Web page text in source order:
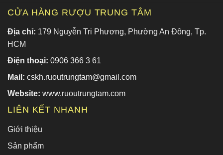
CỬA HÀNG RƯỢU TRUNG TÂM
Địa chỉ: 179 Nguyễn Tri Phương, Phường An Đông, Tp.
HCM
Điện thoại: 0906 366 3 61
Mail: cskh.ruoutrungtam@gmail.com
Website: www.ruoutrungtam.com
LIÊN KẾT NHANH
Giới thiệu
Sản phẩm